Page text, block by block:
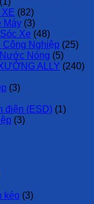
(82)
Máy (3)
Xe (48)
Công Nghiệp (25)
Nóng (5)
ALLY (240)
(3)
điện (ESD) (1)
(3)
kéo (3)